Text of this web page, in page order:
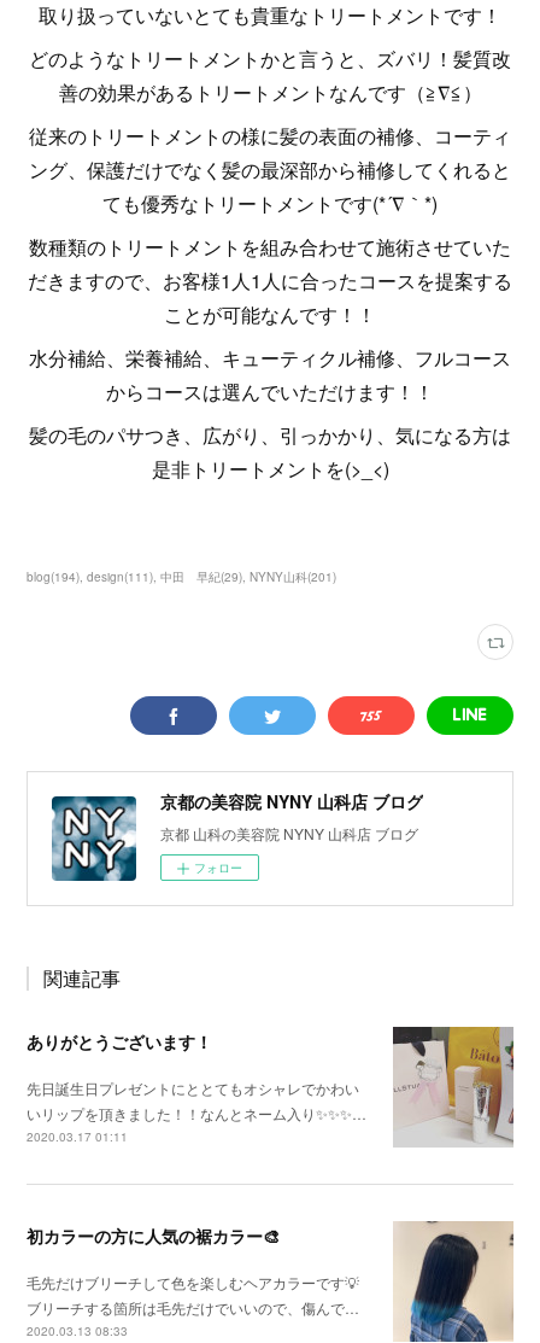
取り扱っていないとても貴重なトリートメントです！
どのようなトリートメントかと言うと、ズバリ！髪質改
善の効果があるトリートメントなんです（≧∇≦）
従来のトリートメントの様に髪の表面の補修、コーティ
ング、保護だけでなく髪の最深部から補修してくれると
ても優秀なトリートメントです(*´∇｀*)
数種類のトリートメントを組み合わせて施術させていた
だきますので、お客様1人1人に合ったコースを提案する
ことが可能なんです！！
水分補給、栄養補給、キューティクル補修、フルコース
からコースは選んでいただけます！！
髪の毛のパサつき、広がり、引っかかり、気になる方は
是非トリートメントを(>_<)
blog(194) design(111) 中田 早紀(29) NYNY山科(201)
京都の美容院 NYNY 山科店 ブログ
京都 山科の美容院 NYNY 山科店 ブログ
フォロー
関連記事
ありがとうございます！
先日誕生日プレゼントにととてもオシャレでかわい
いリップを頂きました！！なんとネーム入り✨✨✨…
2020.03.17 01:11
初カラーの方に人気の裾カラー🎨
毛先だけブリーチして色を楽しむヘアカラーです💡
ブリーチする箇所は毛先だけでいいので、傷んで…
2020.03.13 08:33